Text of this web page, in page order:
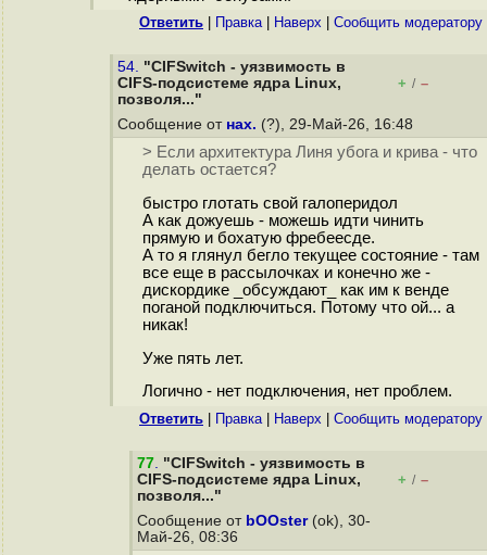
Ответить Правка| Наверх Cообщить модератору
54. "CIFSwitch - уязвимость в
CIFS-подсистеме ядра Linux,
позволя..."
+ / –
Сообщение от нах. (?), 29-Май-26, 16:48
> Если архитектура Линя убога и крива - что
делать остается?
быстро глотать свой галоперидол
А как дожуешь - можешь идти чинить
прямую и бохатую фребеесде.
А то я глянул бегло текущее состояние - там
все еще в рассылочках и конечно же -
дискордике _обсуждают_ как им к венде
поганой подключиться. Потому что ой... а
никак!
Уже пять лет.
Логично - нет подключения, нет проблем.
Ответить Правка| Наверх Cообщить модератору
77. "CIFSwitch - уязвимость в
CIFS-подсистеме ядра Linux,
позволя..."
+ / –
Сообщение от bOOster(ok), 30-
Май-26, 08:36